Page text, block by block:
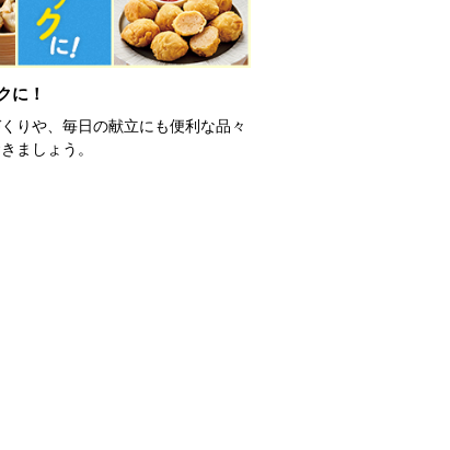
に！
りや、毎日の献立にも便利な品々
ましょう。